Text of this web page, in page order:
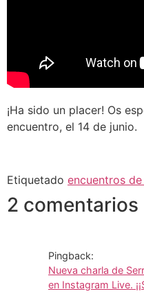
¡Ha sido un placer! Os
encuentro, el 14 de junio.
Etiquetado encuentros
2 comentarios
Pingback:
Nueva charla de
en Instagram Live.